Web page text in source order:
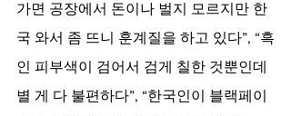
가면 공장에서 돈이나 벌지 모르지만 한
국 와서 좀 뜨니 훈계질을 하고 있다”, “흑
인 피부색이 검어서 검게 칠한 것뿐인데
별 게 다 불편하다”, “한국인이 블랙페이